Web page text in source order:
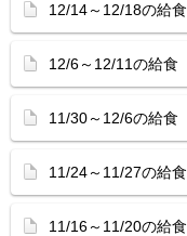
12/14～12/18の給食
12/6～12/11の給食
11/30～12/6の給食
11/24～11/27の給食
11/16～11/20の給食